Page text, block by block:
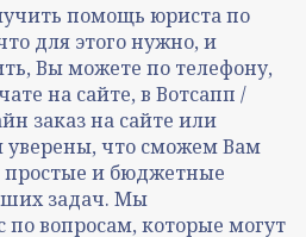
помощь юриста по
для этого нужно, и
Вы можете по телефону,
на сайте, в Вотсапп /
заказ на сайте или
что сможем Вам
и бюджетные
задач. Мы
по вопросам, которые могут